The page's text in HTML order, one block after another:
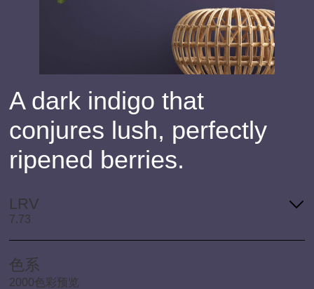
A dark indigo that
conjures lush, perfectly
ripened berries.
LRV
7.73
色系
2000色彩预览